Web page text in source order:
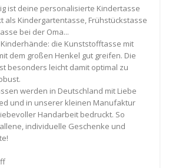
ist deine personalisierte Kindertasse
als Kindergartentasse, Frühstückstasse
bei der Oma...
die Kunststofftasse mit
dem großen Henkel gut greifen. Die
besonders leicht damit optimal zu
werden in Deutschland mit Liebe
und in unserer kleinen Manufaktur
Handarbeit bedruckt. So
individuelle Geschenke und